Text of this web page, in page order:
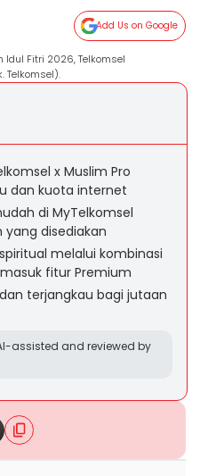
Add Us on Google
Fitri 2026, Telkomsel
Telkomsel).
x Muslim Pro
dan kuota internet
di MyTelkomsel
disediakan
melalui kombinasi
fitur Premium
terjangkau bagi jutaan
assisted and reviewed by